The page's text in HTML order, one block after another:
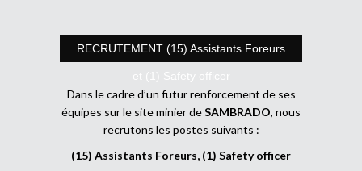
RECRUTEMENT (15) Assistants Foreurs
et (1) Safety officer
Dans le cadre d’un futur renforcement de ses
équipes sur le site minier deSAMBRADO, nous
recrutons les postes suivants :
(15) Assistants Foreurs, (1) Safety officer